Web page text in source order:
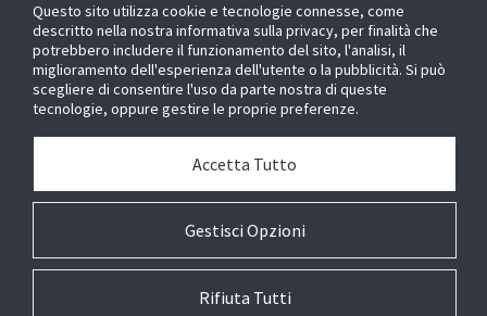
OPENBLUE
SMART BUILDINGS
Chi siamo
Questo sito utilizza cookie e tecnologie connesse, come
descritto nella nostra informativa sulla privacy, per finalità che
potrebbero includere il funzionamento del sito, l'analisi, il
miglioramento dell'esperienza dell'utente o la pubblicità. Si può
scegliere di consentire l'uso da parte nostra di queste
tecnologie, oppure gestire le proprie preferenze.
Gestisci Opzioni
Accetta Tutto
Rifiuta Tutti